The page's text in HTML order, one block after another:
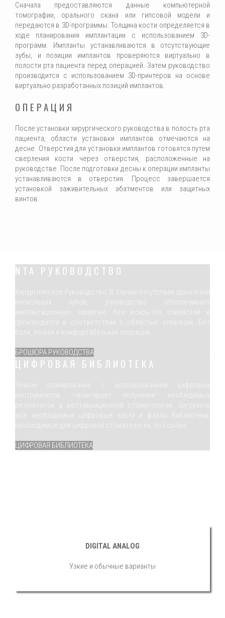
Сначала предоставляются данные компьютерной
томографии, орального скана или гипсовой модели и
передаются в 3D-программы. Толщина кости определяется в
ходе планирования имплантации с использованием 3D-
программ. Импланты устанавливаются в отсутствующие
зубы, и позиции имплантов проверяются виртуально в
полости рта пациента перед операцией. Затем руководство
производится с использованием 3D-принтеров на основе
виртуально разработанных позиций имплантов.
ОПЕРАЦИЯ
После установки хирургического руководства в полость рта
пациента, области установки имплантов отмечаются на
десне. Отверстия для установки имплантов готовятся путем
сверления кости через отверстия, расположенные на
руководстве. После подготовки десны к операции импланты
устанавливаются в отверстия. Процесс завершается
установкой заживительных абатментов или защитных
винтов.
NTA РУКОВОДСТВО
Хирургическое Руководство; В случае отсутствия одного или
нескольких зубов, руководство обеспечивает
имплантационную хирургию без вскрытия слизистой и
производится в соответствии с областью операции. Без
боли, легкая и комфортабельная операция.
БРОШЮРА РУКОВОДСТВА
ЦИФРОВАЯ БИБЛИОТЕКА
Точное планирование с использованием цифровых
инструментов гарантирует получение необходимых
результатов в реставрационной стоматологии. Загрузите
все необходимые цифровые части и файлы библиотеки,
необходимые для цифровой стоматологии, по ссылке.
ЦИФРОВАЯ БИБЛИОТЕКА
DIGITAL ANALOG
Узкие и обычные варианты